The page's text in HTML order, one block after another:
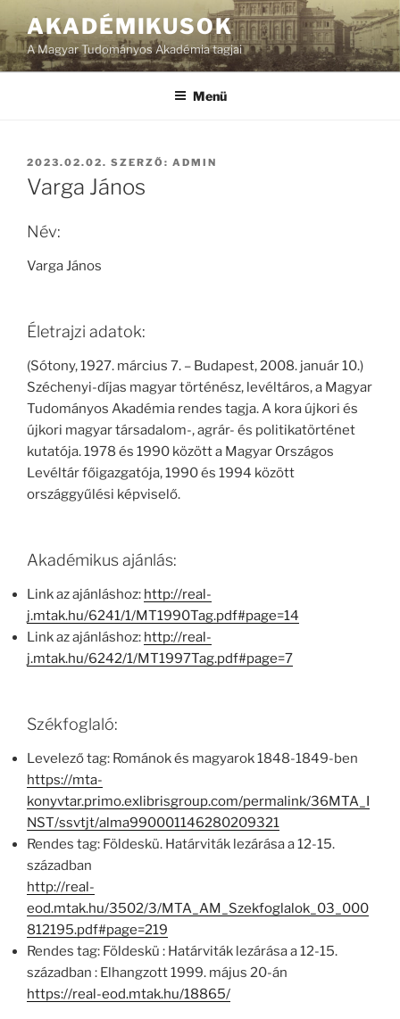
AKADÉMIKUSOK
A Magyar Tudományos Akadémia tagjai
Menü
BEKÜLDVE:
2023.02.02. SZERZŐ: ADMIN
Varga János
Név:
Varga János
Életrajzi adatok:
(Sótony, 1927. március 7. – Budapest, 2008. január 10.)
Széchenyi-díjas magyar történész, levéltáros, a Magyar
Tudományos Akadémia rendes tagja. A kora újkori és
újkori magyar társadalom-, agrár- és politikatörténet
kutatója. 1978 és 1990 között a Magyar Országos
Levéltár főigazgatója, 1990 és 1994 között
országgyűlési képviselő.
Akadémikus ajánlás:
Link az ajánláshoz: http://real-
j.mtak.hu/6241/1/MT1990Tag.pdf#page=14
Link az ajánláshoz: http://real-
j.mtak.hu/6242/1/MT1997Tag.pdf#page=7
Székfoglaló:
Levelező tag: Románok és magyarok 1848-1849-ben
https://mta-
konyvtar.primo.exlibrisgroup.com/permalink/36MTA_I
NST/ssvtjt/alma990001146280209321
Rendes tag: Földeskü. Határviták lezárása a 12-15.
században
http://real-
eod.mtak.hu/3502/3/MTA_AM_Szekfoglalok_03_000
812195.pdf#page=219
Rendes tag: Földeskü : Határviták lezárása a 12-15.
században : Elhangzott 1999. május 20-án
https://real-eod.mtak.hu/18865/